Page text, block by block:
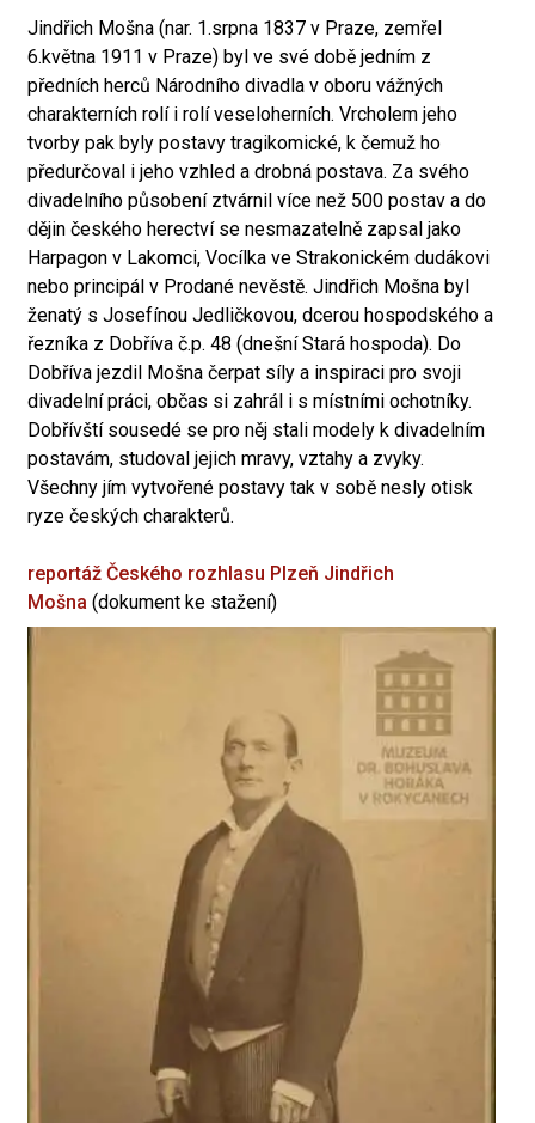
Jindřich Mošna (nar. 1.srpna 1837 v Praze, zemřel
6.května 1911 v Praze) byl ve své době jedním z
předních herců Národního divadla v oboru vážných
charakterních rolí i rolí veseloherních. Vrcholem jeho
tvorby pak byly postavy tragikomické, k čemuž ho
předurčoval i jeho vzhled a drobná postava. Za svého
divadelního působení ztvárnil více než 500 postav a do
dějin českého herectví se nesmazatelně zapsal jako
Harpagon v Lakomci, Vocílka ve Strakonickém dudákovi
nebo principál v Prodané nevěstě. Jindřich Mošna byl
ženatý s Josefínou Jedličkovou, dcerou hospodského a
řezníka z Dobříva č.p. 48 (dnešní Stará hospoda). Do
Dobříva jezdil Mošna čerpat síly a inspiraci pro svoji
divadelní práci, občas si zahrál i s místními ochotníky.
Dobřívští sousedé se pro něj stali modely k divadelním
postavám, studoval jejich mravy, vztahy a zvyky.
Všechny jím vytvořené postavy tak v sobě nesly otisk
ryze českých charakterů.
reportáž Českého rozhlasu Plzeň Jindřich
Mošna (dokument ke stažení)